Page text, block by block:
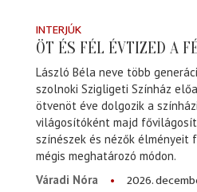
INTERJÚK
ÖT ÉS FÉL ÉVTIZED A
László Béla neve több
szolnoki Szigligeti Színház
ötvenöt éve dolgozik a
világosítóként majd
színészek és nézők
mégis meghatározó módon.
Váradi Nóra
2026.